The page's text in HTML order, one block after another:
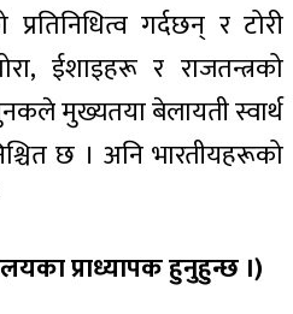
प्रतिनिधित्व गर्दछन् र टोरी
ईशाइहरू र राजतन्त्रको
मुख्यतया बेलायती स्वार्थ
छ । अनि भारतीयहरूको
प्राध्यापक हुनुहुन्छ ।)